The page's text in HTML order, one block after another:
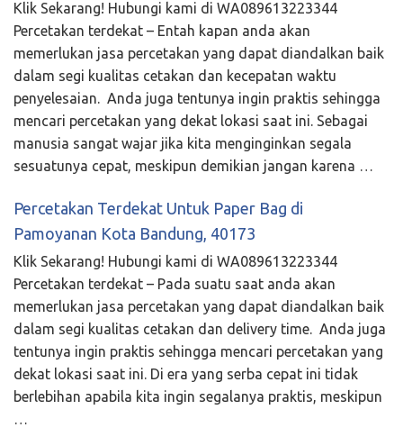
Klik Sekarang! Hubungi kami di WA089613223344
Percetakan terdekat – Entah kapan anda akan
memerlukan jasa percetakan yang dapat diandalkan baik
dalam segi kualitas cetakan dan kecepatan waktu
penyelesaian. Anda juga tentunya ingin praktis sehingga
mencari percetakan yang dekat lokasi saat ini. Sebagai
manusia sangat wajar jika kita menginginkan segala
sesuatunya cepat, meskipun demikian jangan karena …
Percetakan Terdekat Untuk Paper Bag di
Pamoyanan Kota Bandung, 40173
Klik Sekarang! Hubungi kami di WA089613223344
Percetakan terdekat – Pada suatu saat anda akan
memerlukan jasa percetakan yang dapat diandalkan baik
dalam segi kualitas cetakan dan delivery time. Anda juga
tentunya ingin praktis sehingga mencari percetakan yang
dekat lokasi saat ini. Di era yang serba cepat ini tidak
berlebihan apabila kita ingin segalanya praktis, meskipun
…